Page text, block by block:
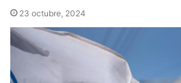
23 octubre, 2024